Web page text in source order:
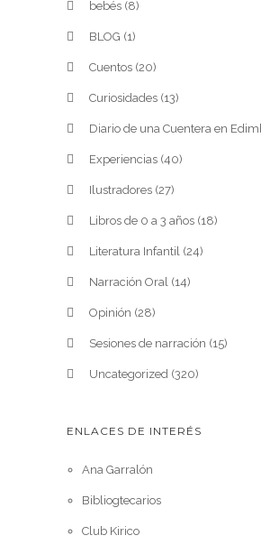
bebés (8)
BLOG (1)
Cuentos (20)
Curiosidades (13)
Diario de una Cuentera en
Experiencias (40)
Ilustradores (27)
Libros de 0 a 3 años (18)
Literatura Infantil (24)
Narración Oral (14)
Opinión (28)
Sesiones de narración (15)
Uncategorized (320)
ENLACES DE INTERÉS
Ana Garralón
Bibliogtecarios
Club Kirico